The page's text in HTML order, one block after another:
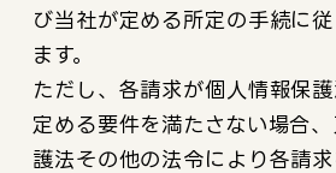
び当社が定める所定の手続に
ます。
ただし、各請求が個人情報保
定める要件を満たさない場合
護法その他の法令により各請